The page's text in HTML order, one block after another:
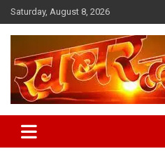
Skip
to
content
Saturday, August 8, 2026
Khabar Dwar